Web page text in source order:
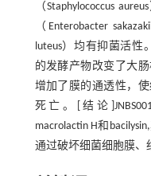
（Staphylococcus
（Enterobacter
luteus）均有抑菌活性
的发酵产物改变了大
增加了膜的通透性，
死亡。[结论
macrolactin H和
通过破坏细菌细胞膜、